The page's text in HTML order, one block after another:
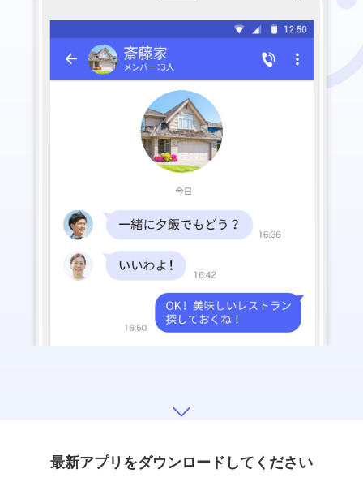
最新アプリをダウンロードしてください